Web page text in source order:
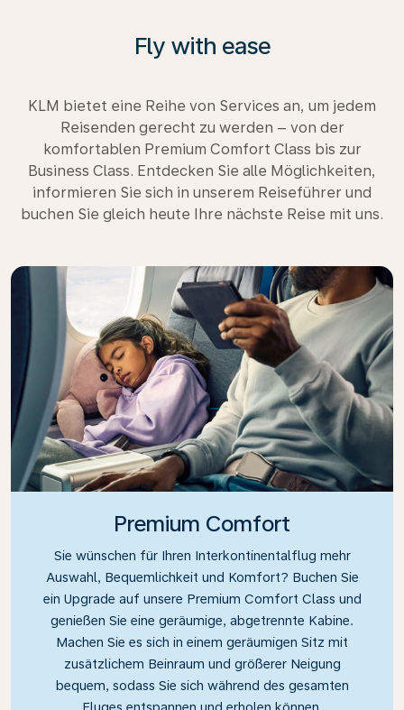
Fly with ease
KLM bietet eine Reihe von Services an, um jedem
Reisenden gerecht zu werden – von der
komfortablen Premium Comfort Class bis zur
Business Class. Entdecken Sie alle Möglichkeiten,
informieren Sie sich in unserem Reiseführer und
buchen Sie gleich heute Ihre nächste Reise mit uns.
Premium Comfort
Sie wünschen für Ihren Interkontinentalflug mehr
Auswahl, Bequemlichkeit und Komfort? Buchen Sie
ein Upgrade auf unsere Premium Comfort Class und
genießen Sie eine geräumige, abgetrennte Kabine.
Machen Sie es sich in einem geräumigen Sitz mit
zusätzlichem Beinraum und größerer Neigung
bequem, sodass Sie sich während des gesamten
Fluges entspannen und erholen können.